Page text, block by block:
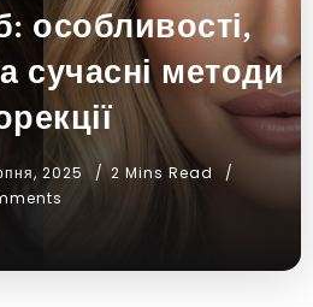
особливості,
сучасні методи
2025
2 Mins Read